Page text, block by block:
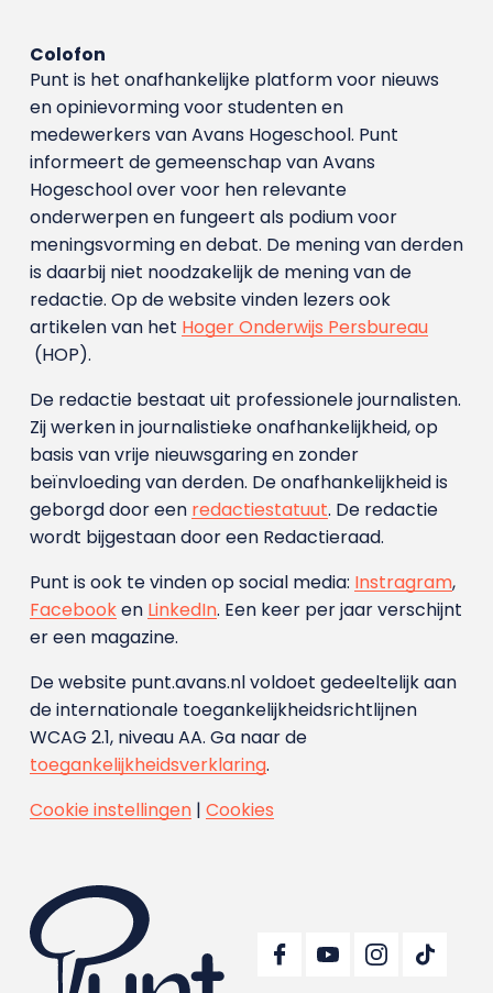
Colofon
Punt is het onafhankelijke platform voor nieuws
en opinievorming voor studenten en
medewerkers van Avans Hoge­school. Punt
informeert de gemeenschap van Avans
Hogeschool over voor hen relevante
onderwerpen en fungeert als podium voor
meningsvorming en debat. De mening van derden
is daarbij niet noodzakelijk de mening van de
redactie. Op de website vinden lezers ook
artikelen van het Hoger Onderwijs Persbureau
(HOP).
De redactie bestaat uit professionele journalisten.
Zij werken in journalistieke onafhankelijkheid, op
basis van vrije nieuwsgaring en zonder
beïnvloeding van derden. De onafhankelijkheid is
geborgd door een redactiestatuut. De redactie
wordt bijgestaan door een Redactieraad.
Punt is ook te vinden op social media: Instragram,
Facebooken LinkedIn. Een keer per jaar verschijnt
er een magazine.
De website punt.avans.nl voldoet gedeeltelijk aan
de internationale toegankelijkheidsrichtlijnen
WCAG 2.1, niveau AA. Ga naar de
toegankelijkheidsverklaring.
Cookie instellingen| Cookies